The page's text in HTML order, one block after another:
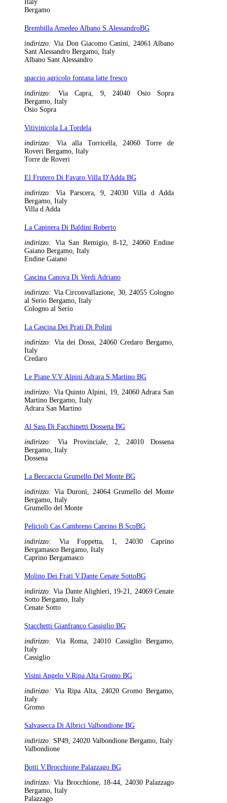
Italy
Bergamo
Brembilla Amedeo Albano S.AlessandroBG
indirizzo:Via Don Giacomo Canini, 24061 Albano
Sant Alessandro Bergamo, Italy
Albano Sant Alessandro
spaccio agricolo fontana latte fresco
indirizzo: Via Capra, 9, 24040 Osio Sopra
Bergamo, Italy
Osio Sopra
Vitivinicola La Tordela
indirizzo: Via alla Torricella, 24060 Torre de
Roveri Bergamo, Italy
Torre de Roveri
El Frutero Di Favaro Villa D'Adda BG
indirizzo: Via Parscera, 9, 24030 Villa d Adda
Bergamo, Italy
Villa d Adda
La Capinera Di Baldini Roberto
indirizzo: Via San Remigio, 8-12, 24060 Endine
Gaiano Bergamo, Italy
Endine Gaiano
Cascina Canova Di Verdi Adriano
indirizzo: Via Circonvallazione, 30, 24055 Cologno
al Serio Bergamo, Italy
Cologno al Serio
La Cascina Dei Prati Di Polini
indirizzo: Via dei Dossi, 24060 Credaro Bergamo,
Italy
Credaro
Le Piane V.V Alpini Adrara S.Martino BG
indirizzo: Via Quinto Alpini, 19, 24060 Adrara San
Martino Bergamo, Italy
Adrara San Martino
Al Sass Di Facchinetti Dossena BG
indirizzo: Via Provinciale, 2, 24010 Dossena
Bergamo, Italy
Dossena
La Beccaccia Grumello Del Monte BG
indirizzo:Via Duroni, 24064 Grumello del Monte
Bergamo, Italy
Grumello del Monte
Pelicioli Cas.Cambreno Caprino B.ScoBG
indirizzo: Via Foppetta, 1, 24030 Caprino
Bergamasco Bergamo, Italy
Caprino Bergamasco
Molino Dei Frati V.Dante Cenate SottoBG
indirizzo:Via Dante Alighieri, 19-21, 24069 Cenate
Sotto Bergamo, Italy
Cenate Sotto
Stacchetti Gianfranco Cassiglio BG
indirizzo: Via Roma, 24010 Cassiglio Bergamo,
Italy
Cassiglio
Visini Angelo V.Ripa Alta Gromo BG
indirizzo: Via Ripa Alta, 24020 Gromo Bergamo,
Italy
Gromo
Salvasecca Di Albrici Valbondione BG
indirizzo: SP49, 24020 Valbondione Bergamo, Italy
Valbondione
Botti V.Brocchione Palazzago BG
indirizzo:Via Brocchione, 18-44, 24030 Palazzago
Bergamo, Italy
Palazzago